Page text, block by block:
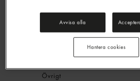
Generell produktinfo
Övrigt
Avvisa alla
Hantera cookies